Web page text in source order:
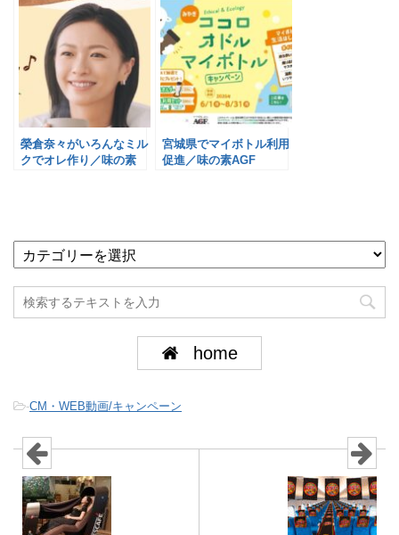
榮倉奈々がいろんなミル
クでオレ作り／味の素
宮城県でマイボトル利用
促進／味の素AGF
home
-CM・WEB動画/キャンペーン